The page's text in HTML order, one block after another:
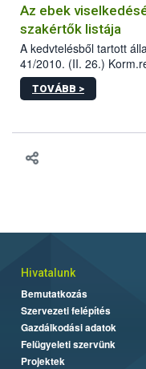
Az ebek
szakértők listája
A kedvtelésből tartott
41/2010. (II. 26.)
sérülés, illetve ennek
hatósági feladatokat,
TOVÁBB >
Hivatalunk
Bemutatkozás
Szervezeti felépítés
Gazdálkodási adatok
Felügyeleti szervünk
Projektek